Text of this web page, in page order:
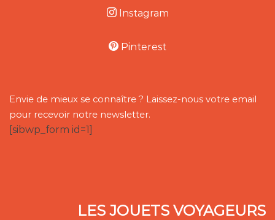
Instagram
Pinterest
Envie de mieux se connaître ? Laissez-nous votre email
pour recevoir notre newsletter.
[sibwp_form id=1]
LES JOUETS VOYAGEURS